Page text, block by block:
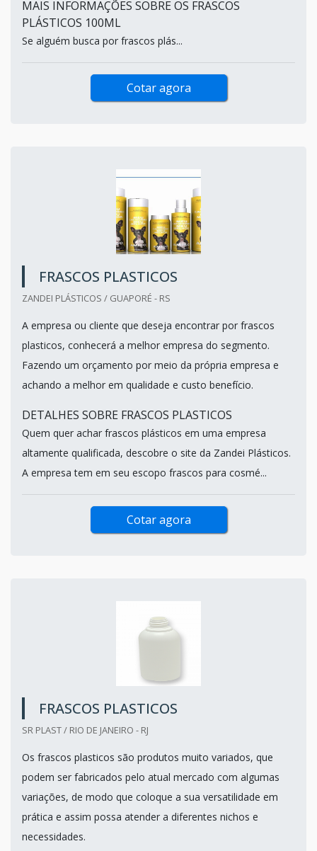
MAIS INFORMAÇÕES SOBRE OS FRASCOS
PLÁSTICOS 100ML
Se alguém busca por frascos plás...
Cotar agora
FRASCOS PLASTICOS
ZANDEI PLÁSTICOS / GUAPORÉ - RS
A empresa ou cliente que deseja encontrar por frascos
plasticos, conhecerá a melhor empresa do segmento.
Fazendo um orçamento por meio da própria empresa e
achando a melhor em qualidade e custo benefício.
DETALHES SOBRE FRASCOS PLASTICOS
Quem quer achar frascos plásticos em uma empresa
altamente qualificada, descobre o site da Zandei Plásticos.
A empresa tem em seu escopo frascos para cosmé...
Cotar agora
FRASCOS PLASTICOS
SR PLAST / RIO DE JANEIRO - RJ
Os frascos plasticos são produtos muito variados, que
podem ser fabricados pelo atual mercado com algumas
variações, de modo que coloque a sua versatilidade em
prática e assim possa atender a diferentes nichos e
necessidades.